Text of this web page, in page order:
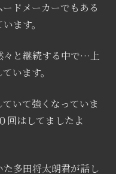
ドメーカーでもある
ます。
々と継続する中で…上
います。
いて強くなっていま
はしてましたよ
多田将太朗君が話し